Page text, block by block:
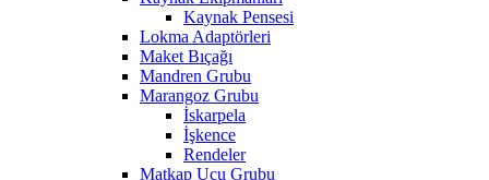
Kaynak Pensesi
Lokma Adaptörleri
Maket Bıçağı
Mandren Grubu
Marangoz Grubu
İskarpela
İşkence
Rendeler
Matkap Ucu Grubu